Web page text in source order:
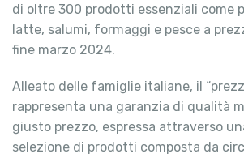
di oltre 300 prodotti essenziali come
latte, salumi, formaggi e pesce a
fine marzo 2024.
Alleato delle famiglie italiane, il
rappresenta una garanzia di qualità
giusto prezzo, espressa attraverso
selezione di prodotti composta da